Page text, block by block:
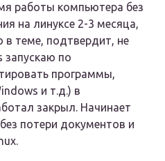
работы компьютера без
на линуксе 2-3 месяца,
в теме, подтвердит, не
запускаю по
программы,
и т.д.) в
закрыл. Начинает
потери документов и